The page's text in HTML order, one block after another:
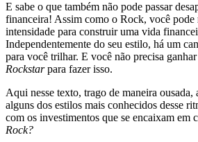
E sabe o que também não pode passar
financeira! Assim como o Rock, você pode
intensidade para construir uma vida
Independentemente do seu estilo, há um
para você trilhar. E você não precisa
Rockstarpara fazer isso.
Aqui nesse texto, trago de maneira ousada,
alguns dos estilos mais conhecidos desse
com os investimentos que se encaixam em
Rock?